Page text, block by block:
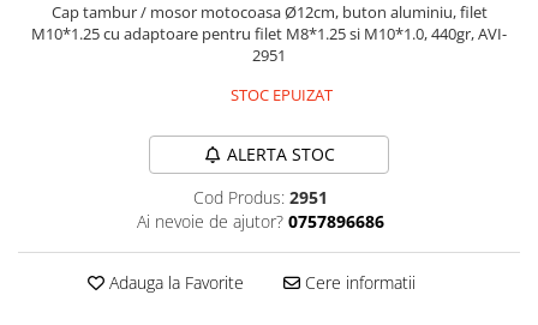
Curatenie generala
Maturi, Mopuri si galeti
Decoratiuni casa & sarbatori
Accesorii decorative
Mercerie
Cap tambur / mosor motocoasa Ø12cm, buton aluminiu, filet
M10*1.25 cu adaptoare pentru filet M8*1.25 si M10*1.0, 440gr, AVI-
2951
STOC EPUIZAT
ALERTA STOC
Cod Produs: 2951
Ai nevoie de ajutor? 0757896686
Adauga la Favorite Cere informatii